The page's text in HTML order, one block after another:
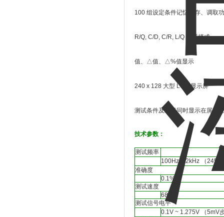
100 组设定条件记忆储存、调取
R/Q, C/D, C/R, L/Q 测试模式
值、△值、△%值显示
240 x 128 大型 LCD 显示屏
测试条件及结果同时显示在屏幕上
技术参数：
测试频率
100Hz ~ 2kHz （245
准确度
0.1%
测试速度
68mS
测试信号电平
0.1V ~ 1.275V （5mV